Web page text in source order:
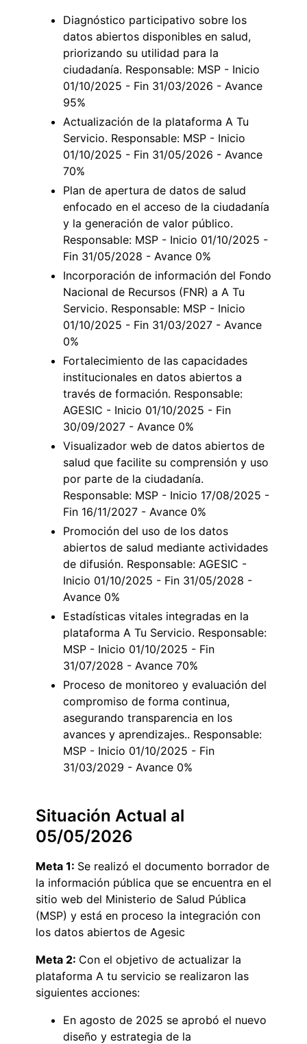
Diagnóstico participativo sobre los
datos abiertos disponibles en salud,
priorizando su utilidad para la
ciudadanía. Responsable: MSP - Inicio
01/10/2025 - Fin 31/03/2026 - Avance
95%
Actualización de la plataforma A Tu
Servicio. Responsable: MSP - Inicio
01/10/2025 - Fin 31/05/2026 - Avance
70%
Plan de apertura de datos de salud
enfocado en el acceso de la ciudadanía
y la generación de valor público.
Responsable: MSP - Inicio 01/10/2025 -
Fin 31/05/2028 - Avance 0%
Incorporación de información del Fondo
Nacional de Recursos (FNR) a A Tu
Servicio. Responsable: MSP - Inicio
01/10/2025 - Fin 31/03/2027 - Avance
0%
Fortalecimiento de las capacidades
institucionales en datos abiertos a
través de formación. Responsable:
AGESIC - Inicio 01/10/2025 - Fin
30/09/2027 - Avance 0%
Visualizador web de datos abiertos de
salud que facilite su comprensión y uso
por parte de la ciudadanía.
Responsable: MSP - Inicio 17/08/2025 -
Fin 16/11/2027 - Avance 0%
Promoción del uso de los datos
abiertos de salud mediante actividades
de difusión. Responsable: AGESIC -
Inicio 01/10/2025 - Fin 31/05/2028 -
Avance 0%
Estadísticas vitales integradas en la
plataforma A Tu Servicio. Responsable:
MSP - Inicio 01/10/2025 - Fin
31/07/2028 - Avance 70%
Proceso de monitoreo y evaluación del
compromiso de forma continua,
asegurando transparencia en los
avances y aprendizajes.. Responsable:
MSP - Inicio 01/10/2025 - Fin
31/03/2029 - Avance 0%
Situación Actual al
05/05/2026
Meta 1: Se realizó el documento borrador de
la información pública que se encuentra en el
sitio web del Ministerio de Salud Pública
(MSP) y está en proceso la integración con
los datos abiertos de Agesic
Meta 2: Con el objetivo de actualizar la
plataforma A tu servicio se realizaron las
siguientes acciones:
En agosto de 2025 se aprobó el nuevo
diseño y estrategia de la